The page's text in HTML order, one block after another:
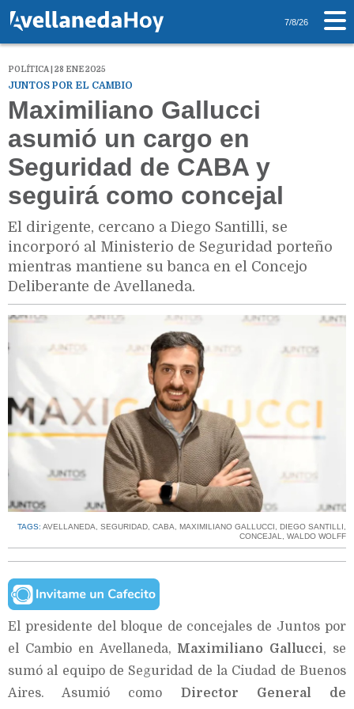
7/8/26
POLÍTICA | 28 ENE 2025
JUNTOS POR EL CAMBIO
Maximiliano Gallucci
asumió un cargo en
Seguridad de CABA y
seguirá como concejal
El dirigente, cercano a Diego Santilli, se
incorporó al Ministerio de Seguridad porteño
mientras mantiene su banca en el Concejo
Deliberante de Avellaneda.
TAGS: AVELLANEDA, SEGURIDAD, CABA, MAXIMILIANO GALLUCCI , DIEGO SANTILLI ,
CONCEJAL, WALDO WOLFF
El presidente del bloque de concejales de Juntos por
el Cambio en Avellaneda, Maximiliano Gallucci, se
sumó al equipo de Seguridad de la Ciudad de Buenos
Aires. Asumió como Director General de